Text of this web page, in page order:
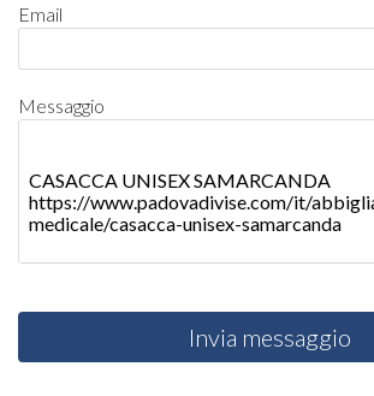
Email
Messaggio
Invia messaggio